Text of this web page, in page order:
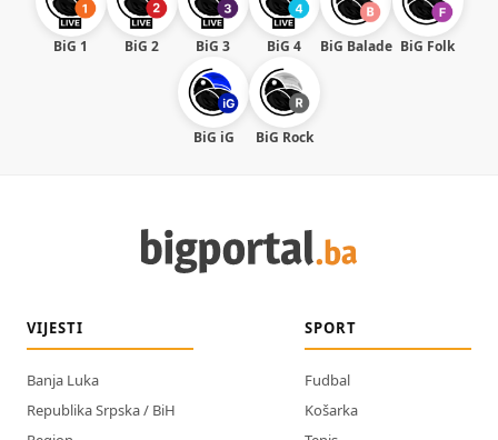
BiG 1 BiG 2 BiG 3 BiG 4 BiG Balade BiG Folk
BiG iG BiG Rock
VIJESTI
Banja Luka
Republika Srpska / BiH
SPORT
Fudbal
Košarka